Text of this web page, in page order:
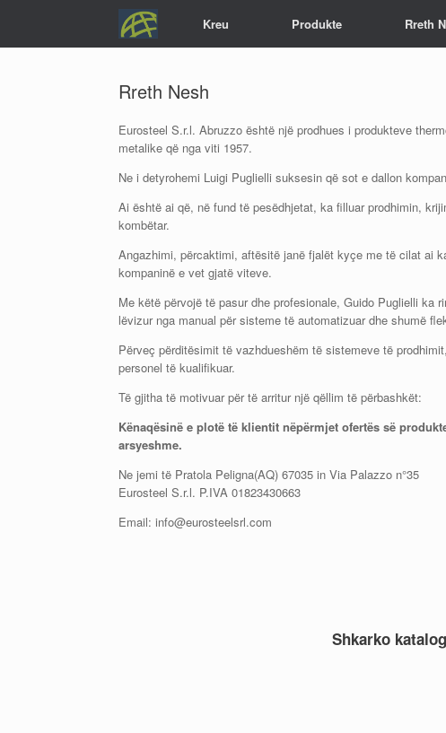
Kreu Produkte Rreth
Rreth Nesh
Eurosteel S.r.l. Abruzzo është një prodhues i produkteve
metalike që nga viti 1957.
Ne i detyrohemi Luigi Puglielli suksesin që sot e dallon
Ai është ai që, në fund të pesëdhjetat, ka filluar prodhimin,
kombëtar.
Angazhimi, përcaktimi, aftësitë janë fjalët kyçe me të cilat ai
kompaninë e vet gjatë viteve.
Me këtë përvojë të pasur dhe profesionale, Guido Puglielli ka
lëvizur nga manual për sisteme të automatizuar dhe shumë
Përveç përditësimit të vazhdueshëm të sistemeve të
personel të kualifikuar.
Të gjitha të motivuar për të arritur një qëllim të përbashkët:
Kënaqësinë e plotë të klientit nëpërmjet ofertës së
arsyeshme.
Ne jemi të Pratola Peligna(AQ) 67035 in Via Palazzo n°35
Eurosteel S.r.l. P.IVA 01823430663
Email: info@eurosteelsrl.com
Shkarko